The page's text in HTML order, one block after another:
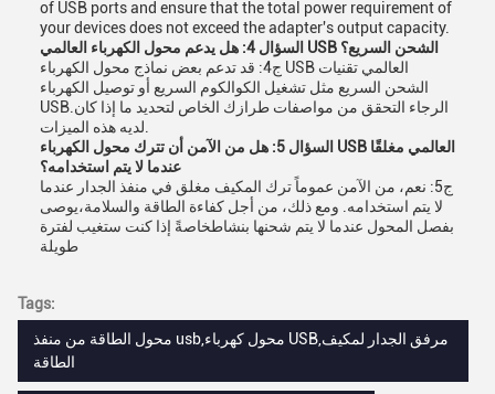
of USB ports and ensure that the total power requirement of
your devices does not exceed the adapter's output capacity.
السؤال 4: هل يدعم محول الكهرباء العالمي USB الشحن السريع؟
ج4: قد تدعم بعض نماذج محول الكهرباء USB العالمي تقنيات
الشحن السريع مثل تشغيل الكوالكوم السريع أو توصيل الكهرباء
USB.الرجاء التحقق من مواصفات طرازك الخاص لتحديد ما إذا كان
السؤال 5: هل من الآمن أن تترك محول الكهرباء USB العالمي مغلقًا
عندما لا يتم استخدامه؟
ج5: نعم، من الآمن عموماً ترك المكيف مغلق في منفذ الجدار عندما
لا يتم استخدامه. ومع ذلك، من أجل كفاءة الطاقة والسلامة،يوصى
بفصل المحول عندما لا يتم شحنها بنشاطخاصةً إذا كنت ستغيب لفترة
طويلة
Tags:
محول الطاقة من منفذ usb,محول كهرباء USB,مرفق الجدار لمكيف
الطاقة